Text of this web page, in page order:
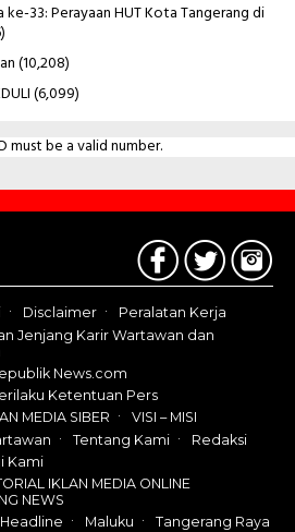
33: Perayaan HUT Kota Tangerang di
(10,208)
(6,099)
must be a valid number.
Disclaimer
Peralatan Kerja
Jenjang Karir Wartawan dan
News.com
Ketentuan Pers
MEDIA SIBER
VISI – MISI
Tentang Kami
Redaksi
Kami
IKLAN MEDIA ONLINE
NEWS
Headline Maluku
Tangerang Raya